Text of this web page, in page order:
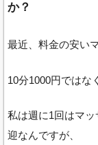
か？
最近、料金の安い
10分1000円ではな
私は週に1回はマ
迎なんですが、